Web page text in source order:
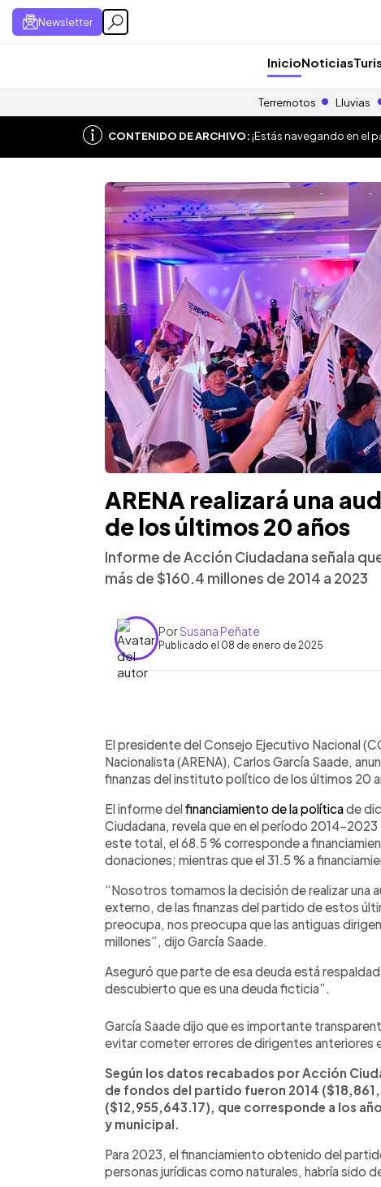
Newsletter
InicioNoticias
Terremotos Lluvias
CONTENIDO DE ARCHIVO:¡Estás navegando en el
ARENA realizará una
de los últimos 20 años
Informe de Acción Ciudadana señala
más de $160.4 millones de 2014 a 2023
PorSusana Peñate
Publicado el 08 de enero de 2025
Escuchar artículo
El presidente del Consejo Ejecutivo Nacional
Nacionalista (ARENA), Carlos García Saade,
finanzas del instituto político de los últimos 20
El informe delfinanciamiento de la políticade
Ciudadana, revela que en el período 2014-
este total, el 68.5 % corresponde a
donaciones; mientras que el 31.5 % a
“Nosotros tomamos la decisión de realizar
externo, de las finanzas del partido de estos
preocupa, nos preocupa que las antiguas
millones”, dijo García Saade.
Aseguró que parte de esa deuda está
descubierto que es una deuda ficticia”.
García Saade dijo que es importante
evitar cometer errores de dirigentes anteriores
Según los datos recabados por Acción
de fondos del partido fueron 2014
($12,955,643.17), que corresponde a los
y municipal.
Para 2023, el financiamiento obtenido del
personas jurídicas como naturales, habría sido